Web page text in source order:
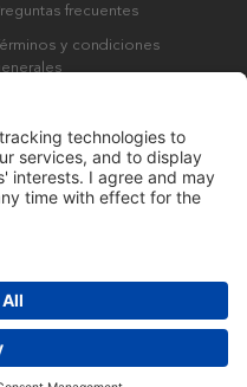
frecuentes
y condiciones
2023. Todos los derechos